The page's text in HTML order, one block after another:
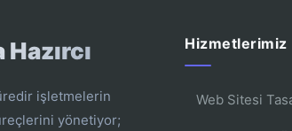
işletmelerin
yönetiyor;
Hizmetlerimiz
Web Sitesi